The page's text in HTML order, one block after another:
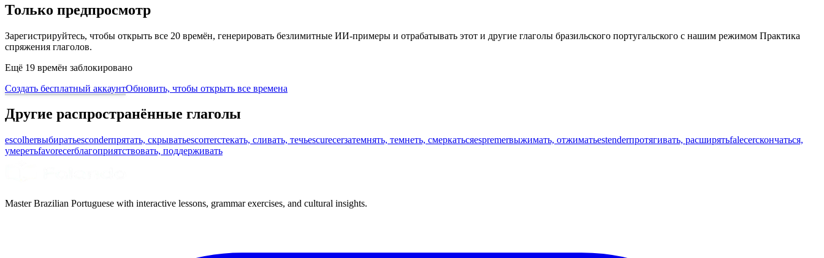
Только предпросмотр
Зарегистрируйтесь, чтобы открыть все 20 времён, генерировать безлимитные ИИ-примеры и отрабатывать этот и другие глаголы бразильского португальского с нашим режимом Практика
спряжения глаголов.
Ещё 19 времён заблокировано
Создать бесплатный аккаунтОбновить, чтобы открыть все времена
Другие распространённые глаголы
escolherвыбиратьesconderпрятать, скрыватьescorrerстекать, сливать, течьescurecerзатемнять, темнеть, смеркатьсяespremerвыжимать, отжиматьestenderпротягивать, расширятьfalecerскончаться,
умеретьfavorecerблагоприятствовать, поддерживать
Master Brazilian Portuguese with interactive lessons, grammar exercises, and cultural insights.